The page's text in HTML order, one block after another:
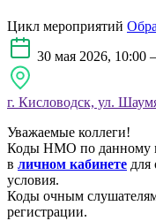
Цикл мероприятий
30 мая 2026, 10:00
г. Кисловодск, ул.
Уважаемые коллеги!
Коды НМО по данному
в личном кабинете для
условия.
Коды очным
регистрации.